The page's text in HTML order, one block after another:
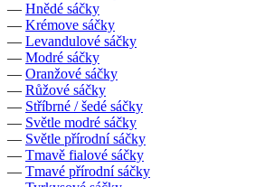
— Hnědé sáčky
— Krémove sáčky
— Levandulové sáčky
— Modré sáčky
— Oranžové sáčky
— Růžové sáčky
— Stříbrné / šedé sáčky
— Světle modré sáčky
— Světle přírodní sáčky
— Tmavě fialové sáčky
— Tmavé přírodní sáčky